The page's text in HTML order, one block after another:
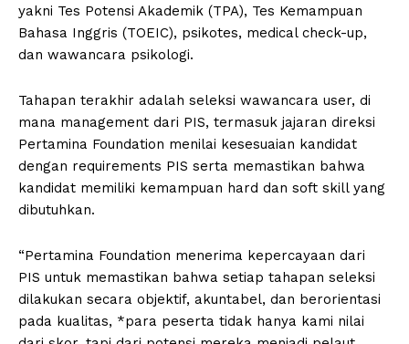
yakni Tes Potensi Akademik (TPA), Tes Kemampuan
Bahasa Inggris (TOEIC), psikotes, medical check-up,
dan wawancara psikologi.
Tahapan terakhir adalah seleksi wawancara user, di
mana management dari PIS, termasuk jajaran direksi
Pertamina Foundation menilai kesesuaian kandidat
dengan requirements PIS serta memastikan bahwa
kandidat memiliki kemampuan hard dan soft skill yang
dibutuhkan.
“Pertamina Foundation menerima kepercayaan dari
PIS untuk memastikan bahwa setiap tahapan seleksi
dilakukan secara objektif, akuntabel, dan berorientasi
pada kualitas, *para peserta tidak hanya kami nilai